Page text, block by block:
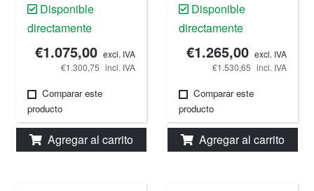
220 V.
Disponible
directamente
€1.075,00 excl. IVA
€1.300,75 incl. IVA
Comparar este
producto
Agregar al carrito
220 V.
Disponible
directamente
€1.265,00 excl. IVA
€1.530,65 incl. IVA
Comparar este
producto
Agregar al carrito